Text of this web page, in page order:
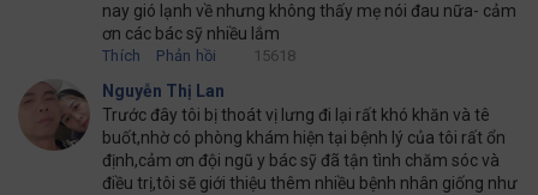
nay gió lạnh về nhưng không thấy mẹ nói đau nữa- cảm
ơn các bác sỹ nhiều lắm
Thích Phản hồi 15618
Nguyễn Thị Lan
Trước đây tôi bị thoát vị lưng đi lại rất khó khăn và tê
buốt,nhờ có phòng khám hiện tại bệnh lý của tôi rất ổn
định,cảm ơn đội ngũ y bác sỹ đã tận tình chăm sóc và
điều trị,tôi sẽ giới thiệu thêm nhiều bệnh nhân giống như